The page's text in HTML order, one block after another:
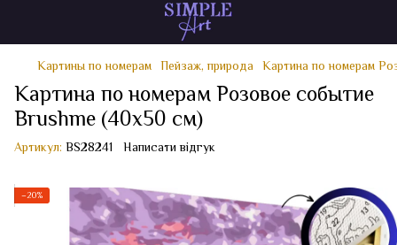
Картины по номерам Пейзаж, природа Картина по номерам
Картина по номерам Розовое событие
Brushme (40x50 см)
Артикул: BS28241 Написати відгук
−20%